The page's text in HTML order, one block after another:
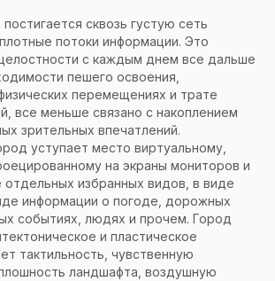
сквозь густую сеть
потоки информации. Это
с каждым днем все дальше
пешего освоения,
перемещениях и трате
все меньше связано с накоплением
зрительных впечатлений.
уступает место виртуальному,
на экраны мониторов и
отдельных избранных видов, в виде
информации о погоде, дорожных
событиях, людях и прочем. Город
и пластическое
тактильность, чувственную
ландшафта, воздушную